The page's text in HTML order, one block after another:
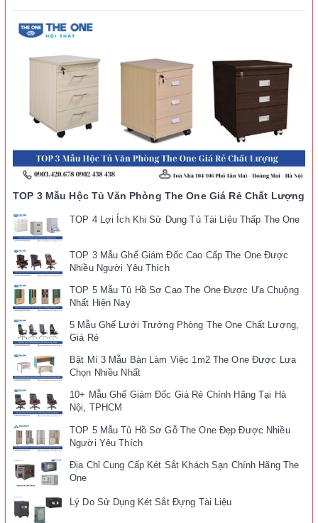
TOP 3 Mẫu Hộc Tủ Văn Phòng The One Giá Rẻ Chất Lượng
TOP 4 Lợi Ích Khi Sử Dụng Tủ Tài Liệu Thấp The One
TOP 3 Mẫu Ghế Giám Đốc Cao Cấp The One Được
Nhiều Người Yêu Thích
TOP 5 Mẫu Tủ Hồ Sơ Cao The One Được Ưa Chuộng
Nhất Hiện Nay
5 Mẫu Ghế Lưới Trưởng Phòng The One Chất Lượng,
Giá Rẻ
Bật Mí 3 Mẫu Bàn Làm Việc 1m2 The One Được Lựa
Chọn Nhiều Nhất
10+ Mẫu Ghế Giám Đốc Giá Rẻ Chính Hãng Tại Hà
Nội, TPHCM
TOP 5 Mẫu Tủ Hồ Sơ Gỗ The One Đẹp Được Nhiều
Người Yêu Thích
Địa Chỉ Cung Cấp Két Sắt Khách Sạn Chính Hãng The
One
Lý Do Sử Dụng Két Sắt Đựng Tài Liệu